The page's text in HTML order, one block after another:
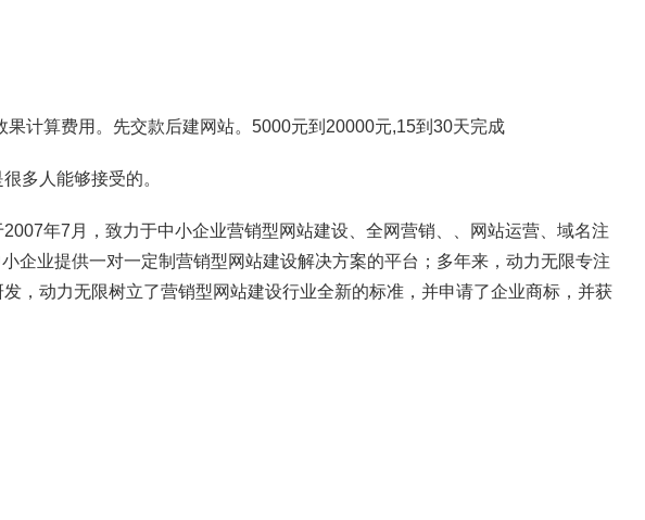
计算费用。先交款后建网站。5000元到20000元,15到30天完成
多人能够接受的。
年7月，致力于中小企业营销型网站建设、全网营销、、网站运营、域名注
企业提供一对一定制营销型网站建设解决方案的平台；多年来，动力无限专注
，动力无限树立了营销型网站建设行业全新的标准，并申请了企业商标，并获